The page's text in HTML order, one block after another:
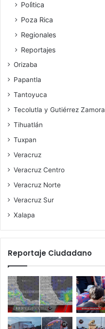
Polìtica
Poza Rica
Regionales
Reportajes
Orizaba
Papantla
Tantoyuca
Tecolutla y Gutiérrez Zamora
Tihuatlán
Tuxpan
Veracruz
Veracruz Centro
Veracruz Norte
Veracruz Sur
Xalapa
Reportaje Ciudadano